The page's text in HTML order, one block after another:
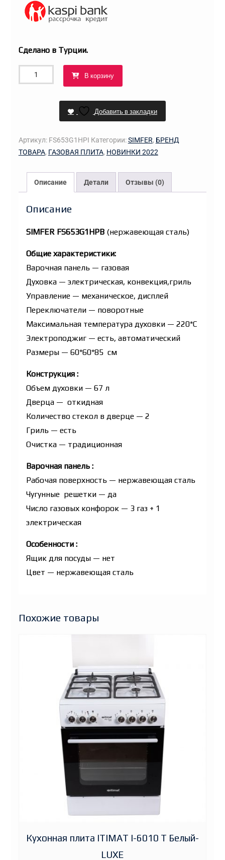
Сделано в Турции.
Количество
товара
(нержавеющая
сталь)
В корзину
Добавить в закладки
Артикул: FS653G1HPI Категории:SIMFER, БРЕНД
ТОВАРА, ГАЗОВАЯ ПЛИТА, НОВИНКИ 2022
Описание Детали Отзывы (0)
Описание
SIMFER FS653G1HPB (нержавеющая сталь)
Общие характеристики:
Варочная панель — газовая
Духовка — электрическая, конвекция,гриль
Управление — механическое, дисплей
Переключатели — поворотные
Максимальная температура духовки — 220*С
Электроподжиг — есть, автоматический
Размеры — 60*60*85 см
Конструкция :
Объем духовки — 67 л
Дверца — откидная
Количество стекол в дверце — 2
Гриль — есть
Очистка — традиционная
Варочная панель :
Рабочая поверхность — нержавеющая сталь
Чугунные решетки — да
Число газовых конфорок — 3 газ + 1
электрическая
Особенности :
Ящик для посуды — нет
Цвет — нержавеющая сталь
Похожие товары
Кухонная плита ITIMAT I-6010 T Белый-
LUXE